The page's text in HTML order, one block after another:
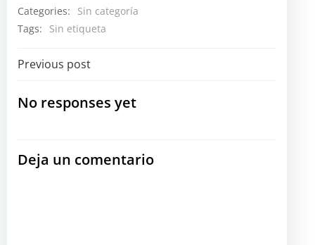
Categories:
Sin categoría
Tags:
Sin etiqueta
Navegación
por
entradas
Previous post
No responses yet
Deja un comentario